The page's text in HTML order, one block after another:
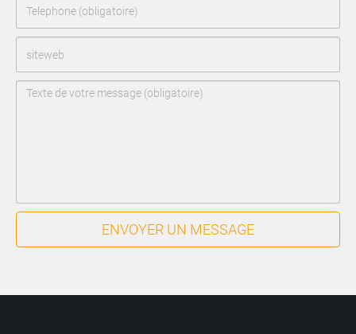
ENVOYER UN MESSAGE